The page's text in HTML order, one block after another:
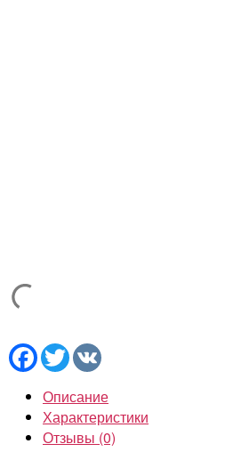
Facebook
Twitter
Описание
Характеристики
Отзывы (0)